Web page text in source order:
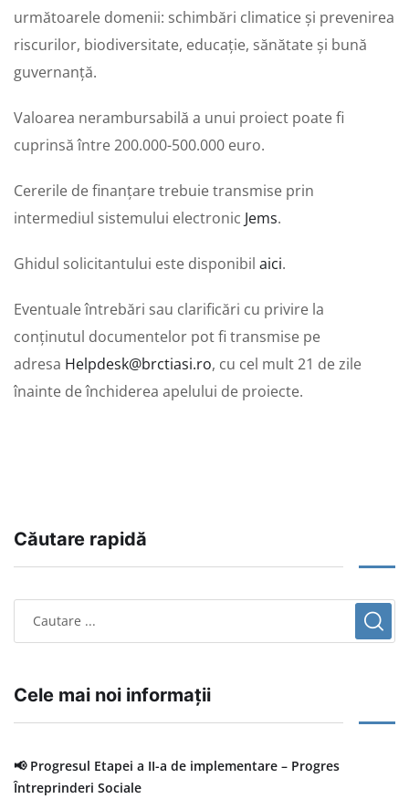
următoarele domenii: schimbări climatice și prevenirea
riscurilor, biodiversitate, educație, sănătate și bună
guvernanță.
Valoarea nerambursabilă a unui proiect poate fi
cuprinsă între 200.000-500.000 euro.
Cererile de finanțare trebuie transmise prin
intermediul sistemului electronic Jems.
Ghidul solicitantului este disponibil aici.
Eventuale întrebări sau clarificări cu privire la
conținutul documentelor pot fi transmise pe
adresa Helpdesk@brctiasi.ro, cu cel mult 21 de zile
înainte de închiderea apelului de proiecte.
Căutare rapidă
Cele mai noi informații
📢 Progresul Etapei a II-a de implementare – Progres
Întreprinderi Sociale